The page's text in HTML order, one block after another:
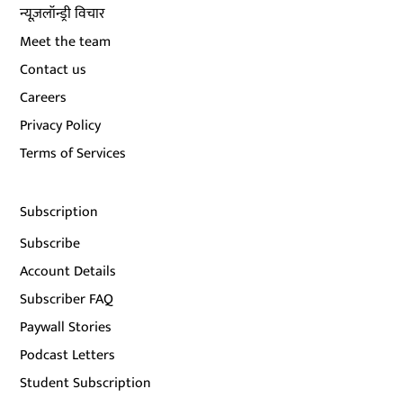
न्यूज़लॉन्ड्री विचार
Meet the team
Contact us
Careers
Privacy Policy
Terms of Services
Subscription
Subscribe
Account Details
Subscriber FAQ
Paywall Stories
Podcast Letters
Student Subscription